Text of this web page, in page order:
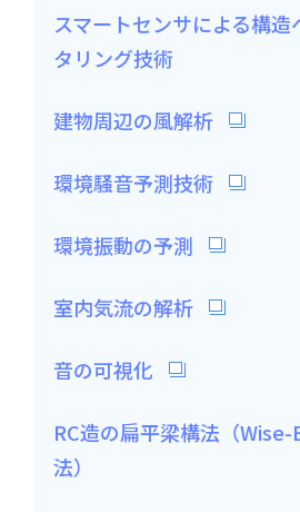
スマートセンサによる構造
タリング技術
建物周辺の風解析
環境騒音予測技術
環境振動の予測
室内気流の解析
音の可視化
RC造の扁平梁構法（
法）